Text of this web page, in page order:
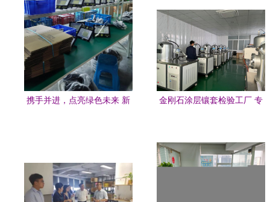
携手并进，点亮绿色未来 新
金刚石涂层镶套检验工厂 专